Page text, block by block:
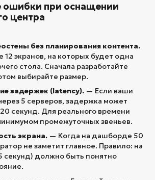
ошибки при оснащении
центра
без планирования контента.
12 экранов, на которых будет одна
стола. Сначала разработайте
выбирайте размер.
задержек (latency). — Если ваши
5 серверов, задержка может
секунд. Для реального времени
промежуточных звеньев.
экрана. — Когда на дашборде 50
не заметит главное. Правило: на
секунд) должно быть понятно